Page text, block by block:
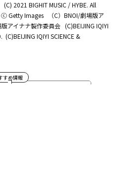
(C) 2021 BIGHIT MUSIC / HYBE. All
ⓒ Getty Images
（C）BNOI/劇場版ア
版アイナナ製作委員会 (C)BEIJING IQIYI
(C)BEIJING IQIYI SCIENCE &
すめ情報